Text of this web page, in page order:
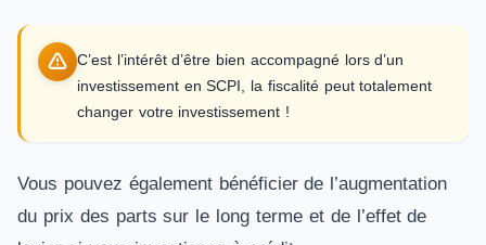
C’est l’intérêt d’être bien accompagné lors d’un
investissement en SCPI, la fiscalité peut totalement
changer votre investissement !
Vous pouvez également bénéficier de l’augmentation
du prix des parts sur le long terme et de l’effet de